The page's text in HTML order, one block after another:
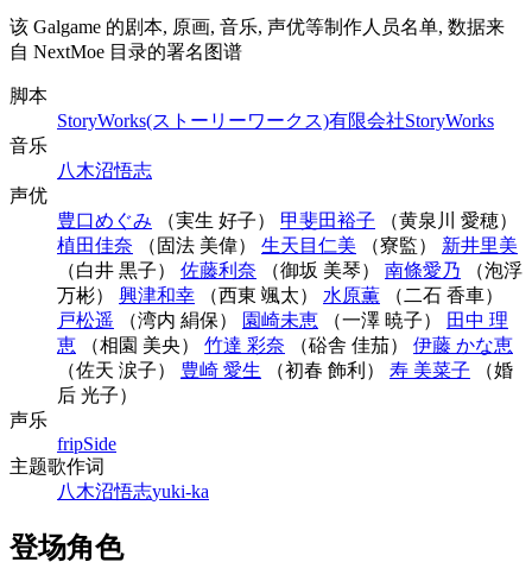
该 Galgame 的剧本, 原画, 音乐, 声优等制作人员名单, 数据来
自 NextMoe 目录的署名图谱
脚本
StoryWorks(ストーリーワークス)有限会社StoryWorks
音乐
八木沼悟志
声优
豊口めぐみ （実生 好子） 甲斐田裕子 （黄泉川 愛穂）
植田佳奈 （固法 美偉） 生天目仁美 （寮監） 新井里美
（白井 黒子） 佐藤利奈 （御坂 美琴） 南條愛乃 （泡浮
万彬） 興津和幸 （西東 颯太） 水原薫 （二石 香車）
戸松遥 （湾内 絹保） 園崎未恵 （一澤 暁子）
田中 理
恵 （相園 美央） 竹達 彩奈 （硲舎 佳茄） 伊藤 かな恵
（佐天 涙子） 豊崎 愛生 （初春 飾利） 寿 美菜子 （婚
后 光子）
声乐
fripSide
主题歌作词
八木沼悟志yuki-ka
登场角色